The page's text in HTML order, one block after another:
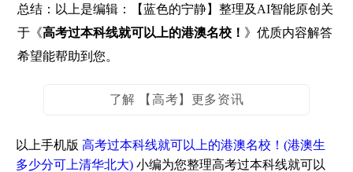
总结：以上是编辑：【蓝色的宁静】整理及AI智能原创关
于《高考过本科线就可以上的港澳名校！ 》优质内容解答
希望能帮助到您。
了解 【高考】更多资讯
以上手机版 高考过本科线就可以上的港澳名校！(港澳生
多少分可上清华北大) 小编为您整理高考过本科线就可以